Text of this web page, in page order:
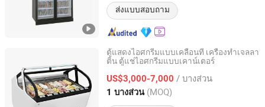
ส่งแบบสอบถาม
ตู้แสดงไอศกรีมแบบเคลื่อนที่ เครื่องทำเจลลา
ติน ตู้แช่ไอศกรีมแบบเคาน์เตอร์
US$3,000-7,000 / บางส่วน
1 บางส่วน (MOQ)
Nanjing Prosky Food Machinery Manufacturing Co., Ltd.
Jiangsu, China อัตราจาก 2010